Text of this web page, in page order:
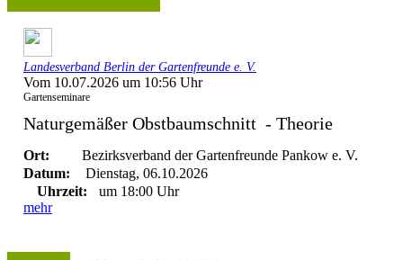
Landesverband Berlin der Gartenfreunde e. V.
Vom 10.07.2026 um 10:56 Uhr
Gartenseminare
Naturgemäßer Obstbaumschnitt - Theorie
Ort:
Bezirksverband der Gartenfreunde Pankow e. V.
Datum:
Dienstag, 06.10.2026
Uhrzeit:
um 18:00 Uhr
mehr